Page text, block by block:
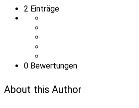
2 Einträge
0 Bewertungen
About this Author